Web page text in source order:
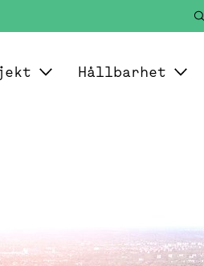
Hållbarhet